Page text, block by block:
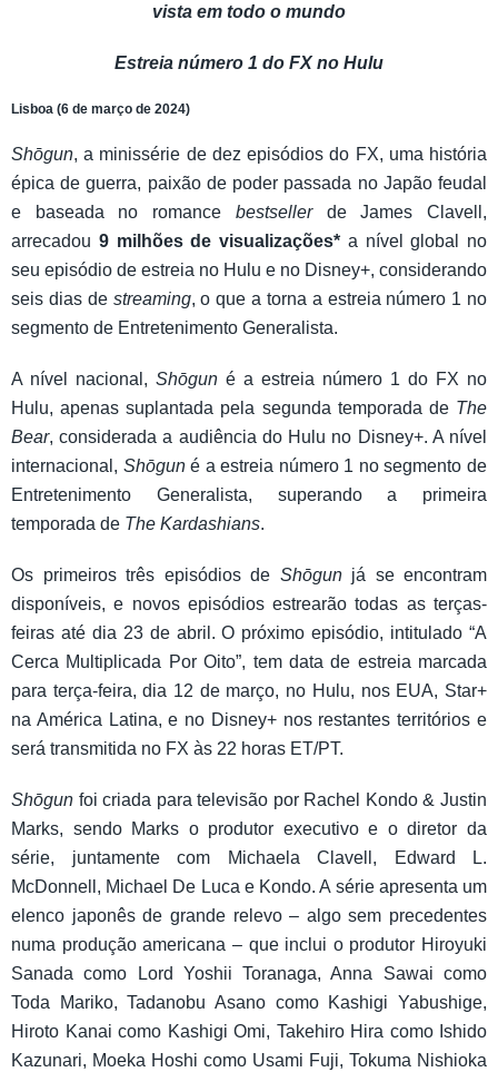
vista em todo o mundo
Estreia número 1 do FX no Hulu
Lisboa (6 de março de 2024)
Shōgun, a minissérie de dez episódios do FX, uma história
épica de guerra, paixão de poder passada no Japão feudal
e baseada no romance bestseller de James Clavell,
arrecadou 9 milhões de visualizações* a nível global no
seu episódio de estreia no Hulu e no Disney+, considerando
seis dias de streaming, o que a torna a estreia número 1 no
segmento de Entretenimento Generalista.
A nível nacional, Shōgun é a estreia número 1 do FX no
Hulu, apenas suplantada pela segunda temporada de The
Bear, considerada a audiência do Hulu no Disney+. A nível
internacional, Shōguné a estreia número 1 no segmento de
Entretenimento Generalista, superando a primeira
temporada de The Kardashians.
Os primeiros três episódios de Shōgun já se encontram
disponíveis, e novos episódios estrearão todas as terças-
feiras até dia 23 de abril. O próximo episódio, intitulado “A
Cerca Multiplicada Por Oito”, tem data de estreia marcada
para terça-feira, dia 12 de março, no Hulu, nos EUA, Star+
na América Latina, e no Disney+ nos restantes territórios e
será transmitida no FX às 22 horas ET/PT.
Shōgun foi criada para televisão por Rachel Kondo & Justin
Marks, sendo Marks o produtor executivo e o diretor da
série, juntamente com Michaela Clavell, Edward L.
McDonnell, Michael De Luca e Kondo. A série apresenta um
elenco japonês de grande relevo – algo sem precedentes
numa produção americana – que inclui o produtor Hiroyuki
Sanada como Lord Yoshii Toranaga, Anna Sawai como
Toda Mariko, Tadanobu Asano como Kashigi Yabushige,
Hiroto Kanai como Kashigi Omi, Takehiro Hira como Ishido
Kazunari, Moeka Hoshi como Usami Fuji, Tokuma Nishioka